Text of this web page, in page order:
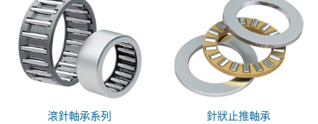
滾針軸承系列 針狀止推軸承